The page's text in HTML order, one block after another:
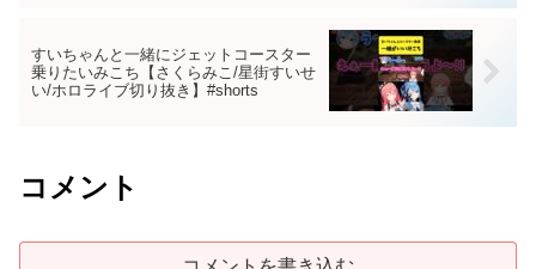
すいちゃんと一緒にジェットコースター
乗りたいみこち【さくらみこ/星街すいせ
い/ホロライブ切り抜き】#shorts
コメント